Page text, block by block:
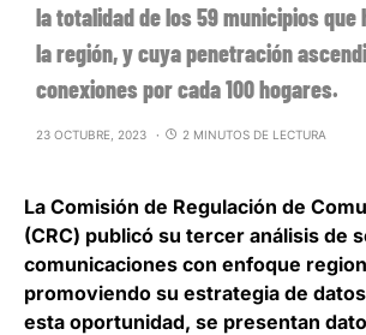
la totalidad de los 59 municipios que
la región, y cuya penetración
conexiones por cada 100 hogares.
23 OCTUBRE, 2023 2 MINUTOS DE LECTURA
La Comisión de Regulación de
(CRC) publicó su tercer análisis de
comunicaciones con enfoque
promoviendo su estrategia de
esta oportunidad, se presentan